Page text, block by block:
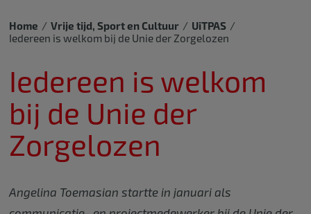
Home Vrije tijd, Sport en Cultuur
UiTPAS
Iedereen is welkom bij de Unie der Zorgelozen
Iedereen is welkom
bij de Unie der
Zorgelozen
Angelina Toemasian startte in januari als